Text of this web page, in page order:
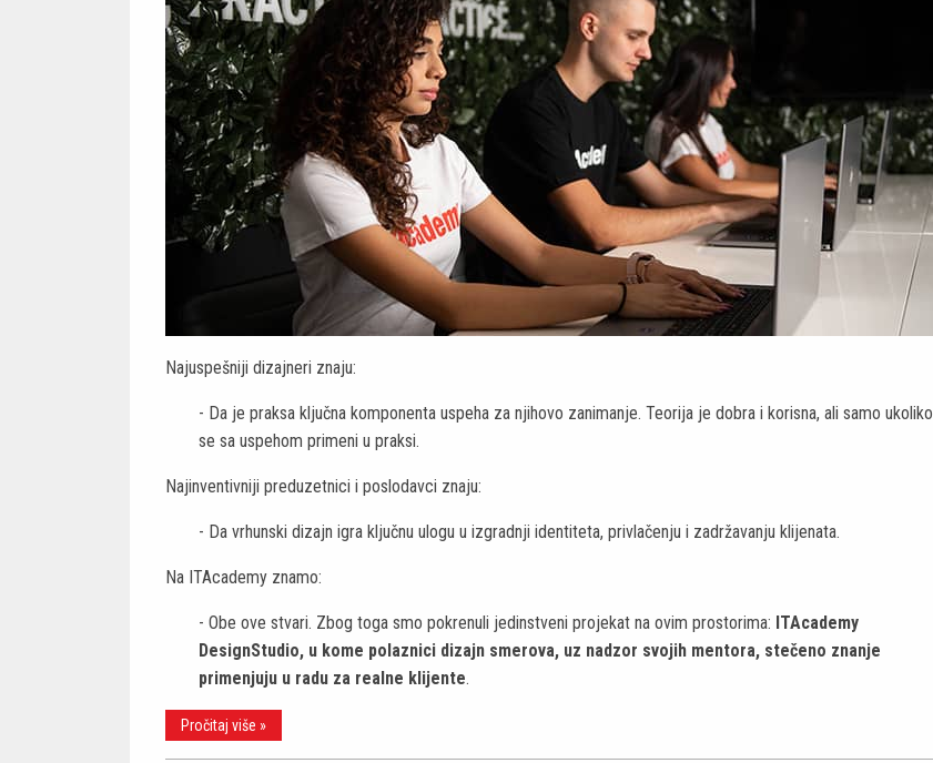
Najuspešniji dizajneri znaju:
- Da je praksa ključna komponenta uspeha za njihovo zanimanje. Teorija je dobra i korisna, ali samo ukoliko
se sa uspehom primeni u praksi.
Najinventivniji preduzetnici i poslodavci znaju:
- Da vrhunski dizajn igra ključnu ulogu u izgradnji identiteta, privlačenju i zadržavanju klijenata.
Na ITAcademy znamo:
- Obe ove stvari. Zbog toga smo pokrenuli jedinstveni projekat na ovim prostorima: ITAcademy
DesignStudio, u kome polaznici dizajn smerova, uz nadzor svojih mentora, stečeno znanje
primenjuju u radu za realne klijente.
Pročitaj više »